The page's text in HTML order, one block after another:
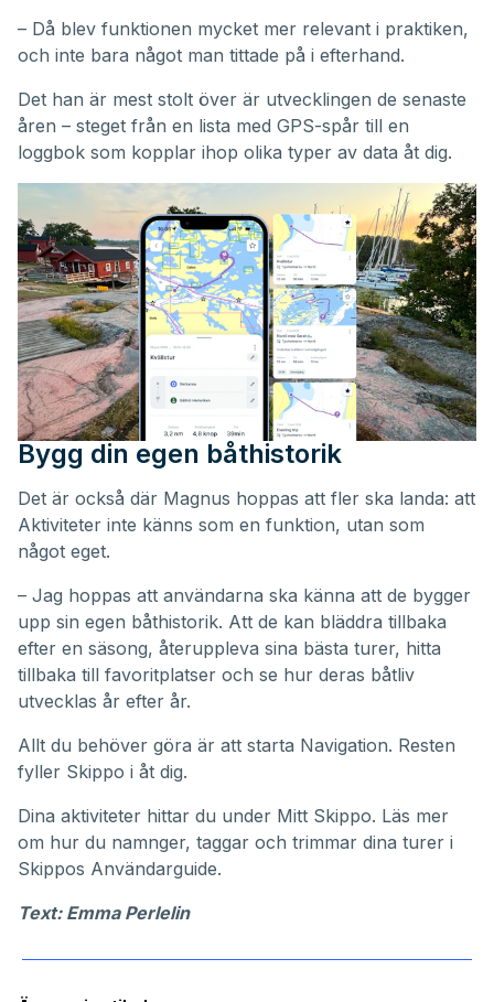
– Då blev funktionen mycket mer relevant i praktiken,
och inte bara något man tittade på i efterhand.
Det han är mest stolt över är utvecklingen de senaste
åren – steget från en lista med GPS-spår till en
loggbok som kopplar ihop olika typer av data åt dig.
Bygg din egen båthistorik
Det är också där Magnus hoppas att fler ska landa: att
Aktiviteter inte känns som en funktion, utan som
något eget.
– Jag hoppas att användarna ska känna att de bygger
upp sin egen båthistorik. Att de kan bläddra tillbaka
efter en säsong, återuppleva sina bästa turer, hitta
tillbaka till favoritplatser och se hur deras båtliv
utvecklas år efter år.
Allt du behöver göra är att starta Navigation. Resten
fyller Skippo i åt dig.
Dina aktiviteter hittar du under Mitt Skippo. Läs mer
om hur du namnger, taggar och trimmar dina turer i
Skippos Användarguide.
Text: Emma Perlelin